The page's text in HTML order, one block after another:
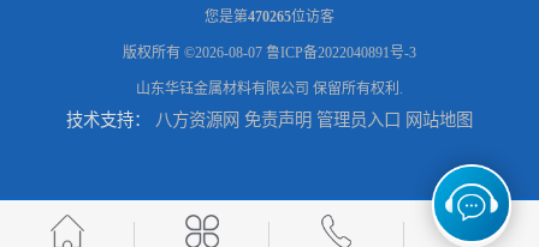
您是第470265位访客
版权所有 ©2026-08-07 鲁ICP备2022040891号-3
山东华钰金属材料有限公司 保留所有权利.
技术支持： 八方资源网 免责声明 管理员入口 网站地图